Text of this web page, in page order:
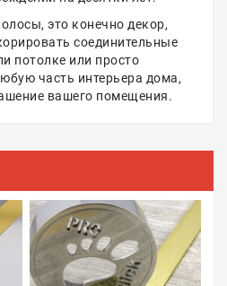
это конечно декор,
соединительные
потолке или просто
часть интерьера дома,
вашего помещения.